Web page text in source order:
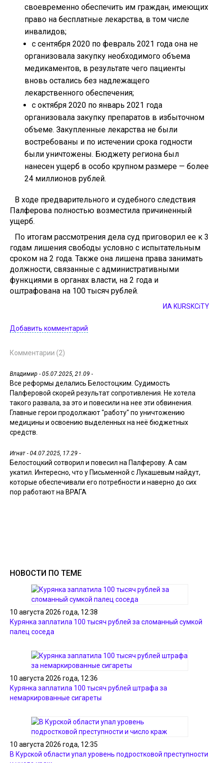
своевременно обеспечить им граждан, имеющих
право на бесплатные лекарства, в том числе
инвалидов;
с сентября 2020 по февраль 2021 года она не
организовала закупку необходимого объема
медикаментов, в результате чего пациенты
вновь остались без надлежащего
лекарственного обеспечения;
с октября 2020 по январь 2021 года
организовала закупку препаратов в избыточном
объеме. Закупленные лекарства не были
востребованы и по истечении срока годности
были уничтожены. Бюджету региона был
нанесен ущерб в особо крупном размере — более
24 миллионов рублей.
В ходе предварительного и судебного следствия
Палферова полностью возместила причиненный
ущерб.
По итогам рассмотрения дела суд приговорил ее к 3
годам лишения свободы условно с испытательным
сроком на 2 года. Также она лишена права занимать
должности, связанные с административными
функциями в органах власти, на 2 года и
оштрафована на 100 тысяч рублей.
ИА KURSKCiTY
Добавить комментарий
Комментарии (2)
Владимир - 05.07.2025, 21.09 -
Все реформы делались Белостоцким. Судимость
Палферовой скорей результат сопротивления. Не хотела
такого развала, за это и повесили на нее эти обвинения.
Главные герои продолжают "работу" по уничтожению
медицины и освоению выделенных на неё бюджетных
средств.
Игнат - 04.07.2025, 17.29 -
Белостоцкий сотворил и повесил на Палферову. А сам
укатил. Интересно, что у Письменной с Лукашевым найдут,
которые обеспечивали его потребности и наверно до сих
пор работают на ВРАГА
НОВОСТИ ПО ТЕМЕ
10 августа 2026 года, 12:38
Курянка заплатила 100 тысяч рублей за сломанный сумкой
палец соседа
10 августа 2026 года, 12:36
Курянка заплатила 100 тысяч рублей штрафа за
немаркированные сигареты
10 августа 2026 года, 12:35
В Курской области упал уровень подростковой преступности